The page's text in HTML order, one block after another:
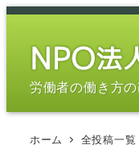
メ
労働者の働き方
ホーム 全投稿一覧